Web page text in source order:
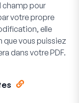
champ pour
votre propre
elle
vous puissiez
dans votre PDF.